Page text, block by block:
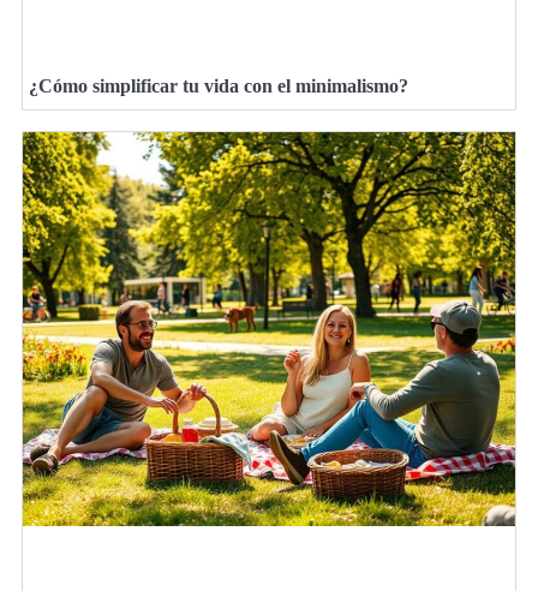
¿Cómo simplificar tu vida con el minimalismo?